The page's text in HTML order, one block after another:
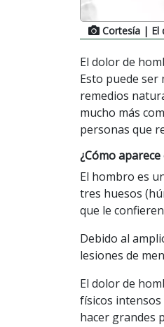
Cortesía | El
El dolor de
Esto puede ser
remedios
mucho más
personas que
¿Cómo
El hombro es
tres huesos
que le
Debido al
lesiones de
El dolor de
físicos
hacer grandes